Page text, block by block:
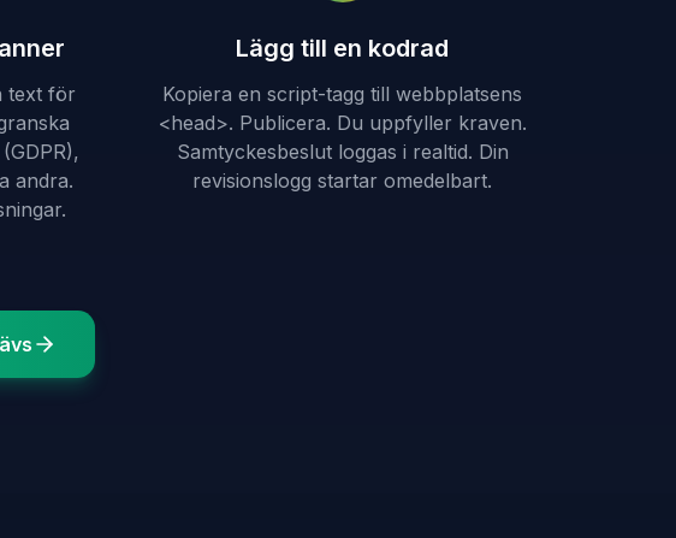
text för
andra.
Lägg till en kodrad
Kopiera en script-tagg till webbplatsens
<head>. Publicera. Du uppfyller kraven.
Samtyckesbeslut loggas i realtid. Din
revisionslogg startar omedelbart.